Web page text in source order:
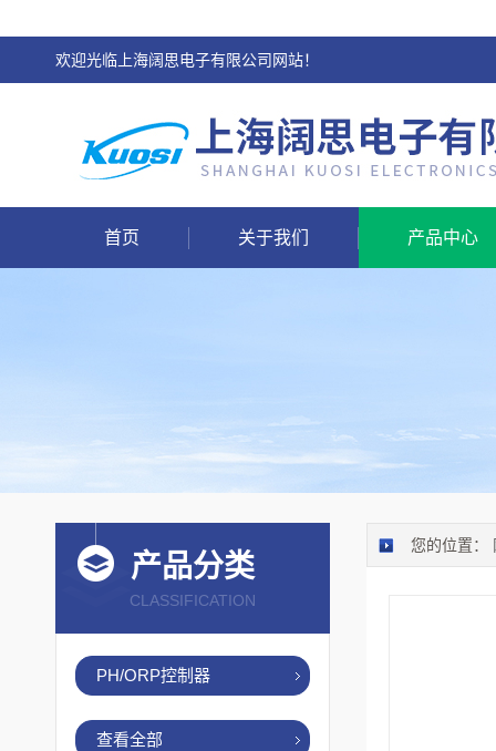
欢迎光临上海阔思电子有限公司网站！
首页 关于我们 产品中心
您的位置：
产品分类
CLASSIFICATION
PH/ORP控制器
查看全部